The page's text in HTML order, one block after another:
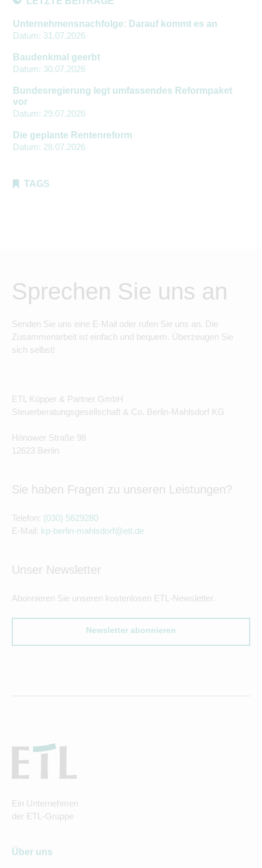
Unternehmensnachfolge: Darauf kommt es an
Datum: 31.07.2026
Baudenkmal geerbt
Datum: 30.07.2026
Bundesregierung legt umfassendes Reformpaket
vor
Datum: 29.07.2026
Die geplante Rentenreform
Datum: 28.07.2026
TAGS
Sprechen Sie uns an
Senden Sie uns eine E-Mail oder rufen Sie uns an. Die
Zusammenarbeit ist einfach und bequem. Überzeugen Sie
sich selbst!
ETL Küpper & Partner GmbH
Steuerberatungsgesellschaft & Co. Berlin-Mahlsdorf KG
Hönower Straße 98
12623 Berlin
Sie haben Fragen zu unseren Leistungen?
Telefon: (030) 5629280
E-Mail: kp-berlin-mahlsdorf@etl.de
Unser Newsletter
Abonnieren Sie unseren kostenlosen ETL-Newsletter.
Newsletter abonnieren
Ein Unternehmen
der ETL-Gruppe
Über uns